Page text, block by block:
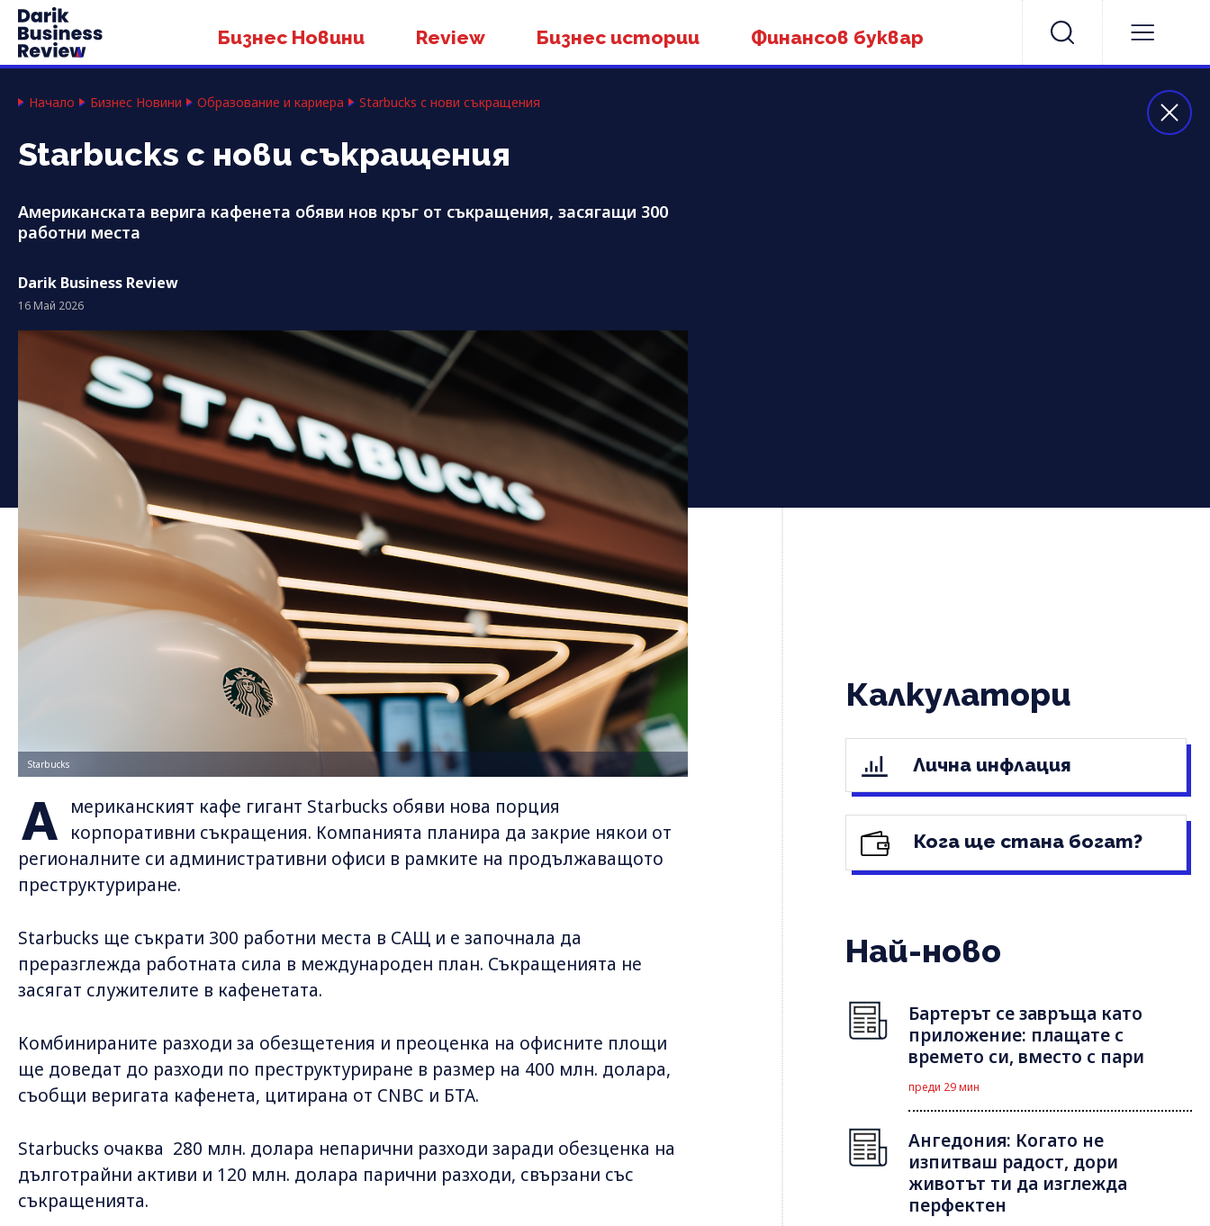
Бизнес Новини Review Бизнес истории Финансов буквар
Начало Бизнес Новини Образование и кариера Starbucks с нови съкращения
Starbucks с нови съкращения
Американската верига кафенета обяви нов кръг от съкращения, засягащи 300
работни места
Darik Business Review
16 Май 2026
Starbucks
А
мериканският кафе гигант Starbucks обяви нова порция
корпоративни съкращения. Компанията планира да закрие някои от
регионалните си административни офиси в рамките на продължаващото
преструктуриране.
Starbucks ще съкрати 300 работни места в САЩ и е започнала да
преразглежда работната сила в международен план. Съкращенията не
засягат служителите в кафенетата.
Комбинираните разходи за обезщетения и преоценка на офисните площи
ще доведат до разходи по преструктуриране в размер на 400 млн. долара,
съобщи веригата кафенета, цитирана от CNBC и БТА.
Starbucks очаква 280 млн. долара непарични разходи заради обезценка на
дълготрайни активи и 120 млн. долара парични разходи, свързани със
съкращенията.
Калкулатори
Лична инфлация
Кога ще стана богат?
Най-ново
Бартерът се завръща като
приложение: плащате с
времето си, вместо с пари
преди 29 мин
Ангедония: Когато не
изпитваш радост, дори
животът ти да изглежда
перфектен